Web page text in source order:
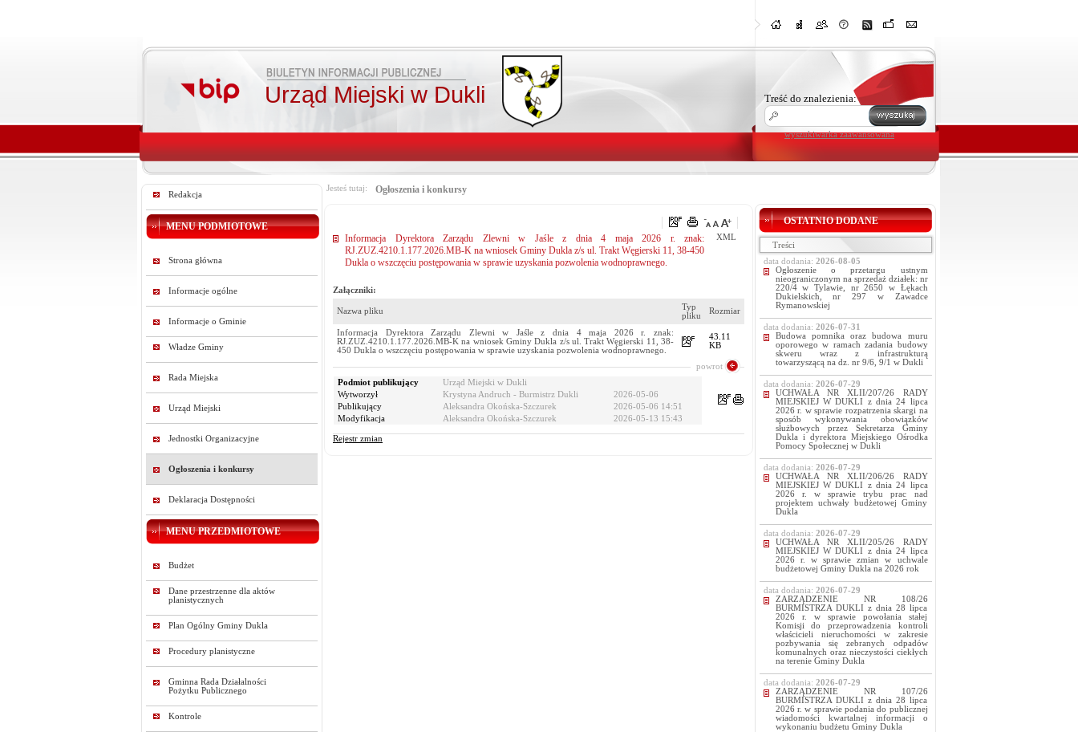
Urząd Miejski w Dukli Treść do znalezienia:
wyszukiwarka zaawansowana
Redakcja
MENU PODMIOTOWE
Strona główna
Informacje ogólne
Informacje o Gminie
Władze Gminy
Rada Miejska
Urząd Miejski
Jednostki Organizacyjne
Ogłoszenia i konkursy
Deklaracja Dostępności
MENU PRZEDMIOTOWE
Budżet
Dane przestrzenne dla aktów
planistycznych
Plan Ogólny Gminy Dukla
Procedury planistyczne
Gminna Rada Działalności
Pożytku Publicznego
Kontrole
Jesteś tutaj: Ogłoszenia i konkursy
XML
Informacja Dyrektora Zarządu Zlewni w Jaśle z dnia 4 maja 2026 r. znak:
RJ.ZUZ.4210.1.177.2026.MB-K na wniosek Gminy Dukla z/s ul. Trakt Węgierski 11, 38-450
Dukla o wszczęciu postępowania w sprawie uzyskania pozwolenia wodnoprawnego.
Załączniki:
Nazwa pliku
Typ
pliku
Rozmiar
Informacja Dyrektora Zarządu Zlewni w Jaśle z dnia 4 maja 2026 r. znak:
RJ.ZUZ.4210.1.177.2026.MB-K na wniosek Gminy Dukla z/s ul. Trakt Węgierski 11, 38-
450 Dukla o wszczęciu postępowania w sprawie uzyskania pozwolenia wodnoprawnego.
43.11
KB
powrot
Podmiot publikujący
Urząd Miejski w Dukli
Wytworzył
Krystyna Andruch - Burmistrz Dukli
2026-05-06
Publikujący
Aleksandra Okońska-Szczurek
2026-05-06 14:51
Modyfikacja
Aleksandra Okońska-Szczurek 2026-05-13 15:43
Rejestr zmian
OSTATNIO DODANE
Treści
data dodania: 2026-08-05
Ogłoszenie o przetargu ustnym
nieograniczonym na sprzedaż działek: nr
220/4 w Tylawie, nr 2650 w Łękach
Dukielskich, nr 297 w Zawadce
Rymanowskiej
data dodania: 2026-07-31
Budowa pomnika oraz budowa muru
oporowego w ramach zadania budowy
skweru wraz z infrastrukturą
towarzyszącą na dz. nr 9/6, 9/1 w Dukli
data dodania: 2026-07-29
UCHWAŁA NR XLII/207/26 RADY
MIEJSKIEJ W DUKLI z dnia 24 lipca
2026 r. w sprawie rozpatrzenia skargi na
sposób wykonywania obowiązków
służbowych przez Sekretarza Gminy
Dukla i dyrektora Miejskiego Ośrodka
Pomocy Społecznej w Dukli
data dodania: 2026-07-29
UCHWAŁA NR XLII/206/26 RADY
MIEJSKIEJ W DUKLI z dnia 24 lipca
2026 r. w sprawie trybu prac nad
projektem uchwały budżetowej Gminy
Dukla
data dodania: 2026-07-29
UCHWAŁA NR XLII/205/26 RADY
MIEJSKIEJ W DUKLI z dnia 24 lipca
2026 r. w sprawie zmian w uchwale
budżetowej Gminy Dukla na 2026 rok
data dodania: 2026-07-29
ZARZĄDZENIE NR 108/26
BURMISTRZA DUKLI z dnia 28 lipca
2026 r. w sprawie powołania stałej
Komisji do przeprowadzenia kontroli
właścicieli nieruchomości w zakresie
pozbywania się zebranych odpadów
komunalnych oraz nieczystości ciekłych
na terenie Gminy Dukla
data dodania: 2026-07-29
ZARZĄDZENIE NR 107/26
BURMISTRZA DUKLI z dnia 28 lipca
2026 r. w sprawie podania do publicznej
wiadomości kwartalnej informacji o
wykonaniu budżetu Gminy Dukla